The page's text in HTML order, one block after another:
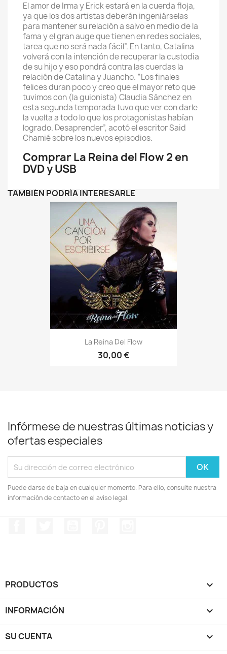
El amor de Irma y Erick estará en la cuerda floja,
ya que los dos artistas deberán ingeniárselas
para mantener su relación a salvo en medio de la
fama y el gran auge que tienen en redes sociales,
tarea que no será nada fácil”. En tanto, Catalina
volverá con la intención de recuperar la custodia
de su hijo y eso pondrá contra las cuerdas la
relación de Catalina y Juancho. “Los finales
felices duran poco y creo que el mayor reto que
tuvimos con (la guionista) Claudia Sánchez en
esta segunda temporada tuvo que ver con darle
la vuelta a todo lo que los protagonistas habían
logrado. Desaprender”, acotó el escritor Said
Chamié sobre los nuevos episodios.
Comprar La Reina del Flow 2 en
DVD y USB
TAMBIÉN PODRÍA INTERESARLE
La Reina Del Flow
30,00 €
Infórmese de nuestras últimas noticias y
ofertas especiales
Puede darse de baja en cualquier momento. Para ello, consulte nuestra
información de contacto en el aviso legal.
PRODUCTOS 
INFORMACIÓN 
SU CUENTA 